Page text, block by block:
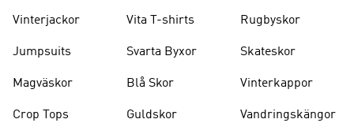
Vinterjackor
Jumpsuits
Magväskor
Crop Tops
Vita T-shirts
Svarta Byxor
Blå Skor
Guldskor
Rugbyskor
Skateskor
Vinterkappor
Vandringskängor